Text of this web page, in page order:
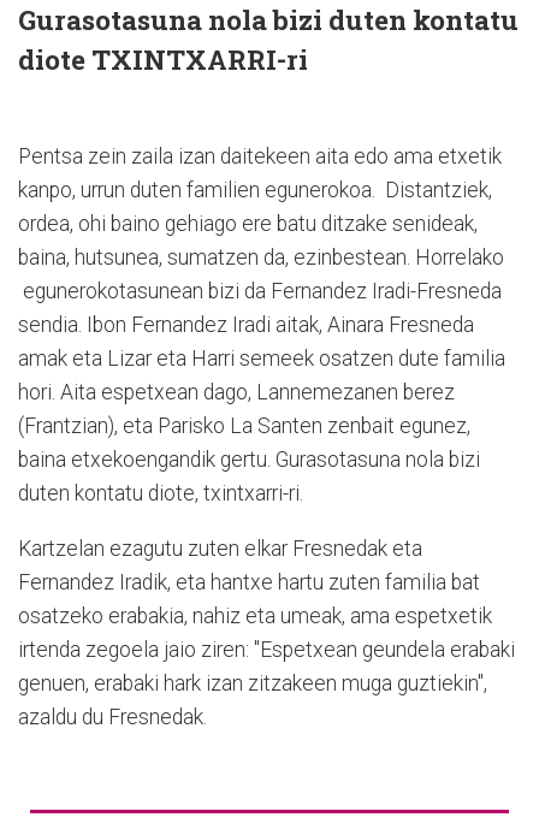
Gurasotasuna nola bizi duten kontatu
diote TXINTXARRI-ri
Pentsa zein zaila izan daitekeen aita edo ama etxetik
kanpo, urrun duten familien egunerokoa. Distantziek,
ordea, ohi baino gehiago ere batu ditzake senideak,
baina, hutsunea, sumatzen da, ezinbestean. Horrelako
egunerokotasunean bizi da Fernandez Iradi-Fresneda
sendia. Ibon Fernandez Iradi aitak, Ainara Fresneda
amak eta Lizar eta Harri semeek osatzen dute familia
hori. Aita espetxean dago, Lannemezanen berez
(Frantzian), eta Parisko La Santen zenbait egunez,
baina etxekoengandik gertu. Gurasotasuna nola bizi
duten kontatu diote, txintxarri-ri.
Kartzelan ezagutu zuten elkar Fresnedak eta
Fernandez Iradik, eta hantxe hartu zuten familia bat
osatzeko erabakia, nahiz eta umeak, ama espetxetik
irtenda zegoela jaio ziren: "Espetxean geundela erabaki
genuen, erabaki hark izan zitzakeen muga guztiekin",
azaldu du Fresnedak.